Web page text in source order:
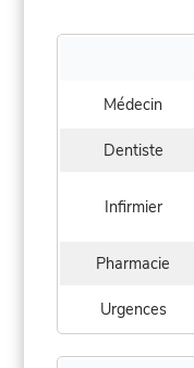
Médecin
Dentiste
Infirmier
Pharmacie
Urgences